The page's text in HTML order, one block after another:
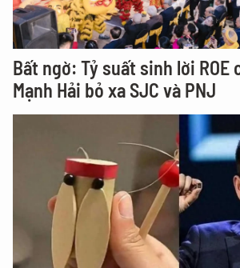
Bất ngờ: Tỷ suất sinh lời ROE
Mạnh Hải bỏ xa SJC và PNJ